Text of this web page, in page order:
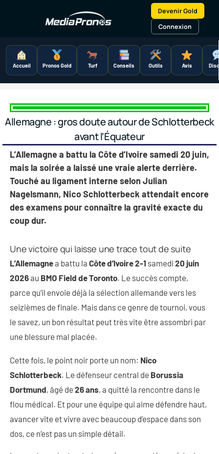
Devenir Gold
Connexion
Accueil Pronos Gold Turf Conseils Outils Avis
Allemagne : gros doute autour de Schlotterbeck
avant l’Équateur
L’Allemagne a battu la Côte d’Ivoire samedi 20 juin,
mais la soirée a laissé une vraie alerte derrière.
Touché au ligament interne selon Julian
Nagelsmann, Nico Schlotterbeck attendait encore
des examens pour connaître la gravité exacte du
coup dur.
Une victoire qui laisse une trace tout de suite
L’Allemagnea battu la Côte d’Ivoire2-1 samedi 20 juin
2026au BMO Field de Toronto. Le succès compte,
parce qu’il envoie déjà la sélection allemande vers les
seizièmes de finale. Mais dans ce genre de tournoi, vous
le savez, un bon résultat peut très vite être assombri par
une blessure mal placée.
Cette fois, le point noir porte un nom: Nico
Schlotterbeck. Le défenseur central de Borussia
Dortmund, âgé de 26 ans, a quitté la rencontre dans le
flou médical. Et pour une équipe qui aime défendre haut,
avancer vite et vivre avec beaucoup d’espace dans son
dos, ce n’est pas un simple détail.